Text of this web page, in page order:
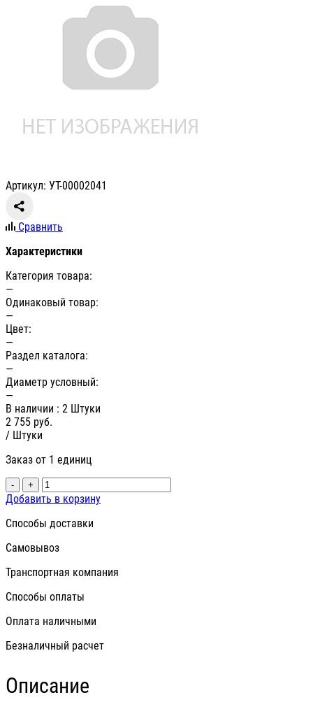
Артикул: УТ-00002041
Сравнить
Характеристики
Категория товара:
—
Одинаковый товар:
—
Цвет:
—
Раздел каталога:
—
Диаметр условный:
—
В наличии : 2 Штуки
2 755 руб.
/ Штуки
Заказ от 1 единиц
- +
Добавить в корзину
Способы доставки
Самовывоз
Транспортная компания
Способы оплаты
Оплата наличными
Безналичный расчет
Описание